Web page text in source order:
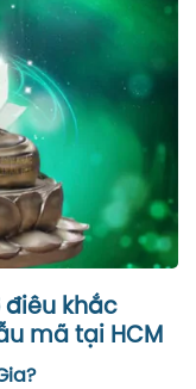
điêu khắc
mã tại HCM